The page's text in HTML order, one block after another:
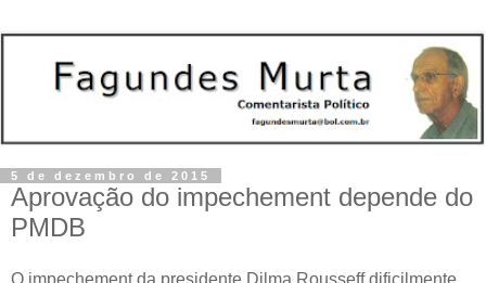
5 de dezembro de 2015
Aprovação do impechement depende do
PMDB